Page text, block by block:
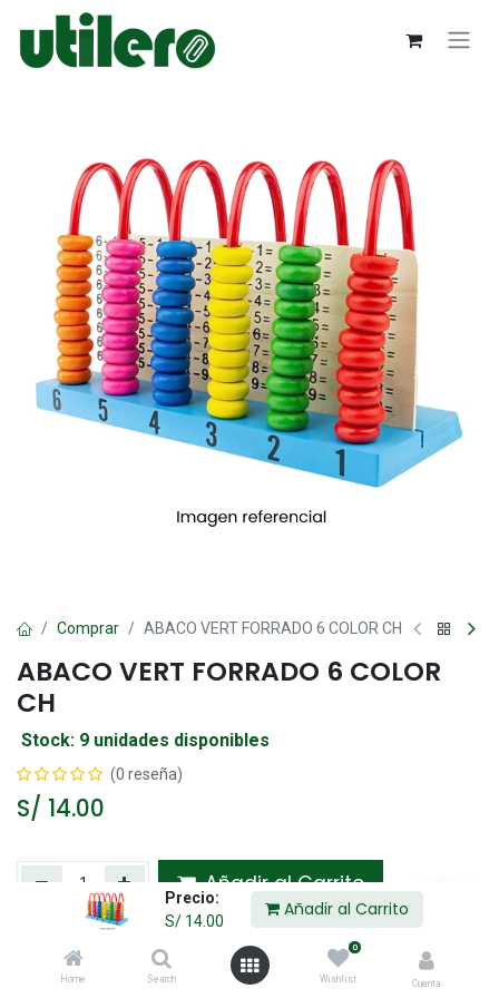
Precio:
S/ 14.00
Añadir al Carrito
Home Search
0
Wishlist Cuenta
Comprar ABACO VERT FORRADO 6 COLOR CH
ABACO VERT FORRADO 6 COLOR
CH
Stock: 9 unidades disponibles
(0 reseña)
S/ 14.00
Añadir al Carrito
Agregar a la lista de deseos